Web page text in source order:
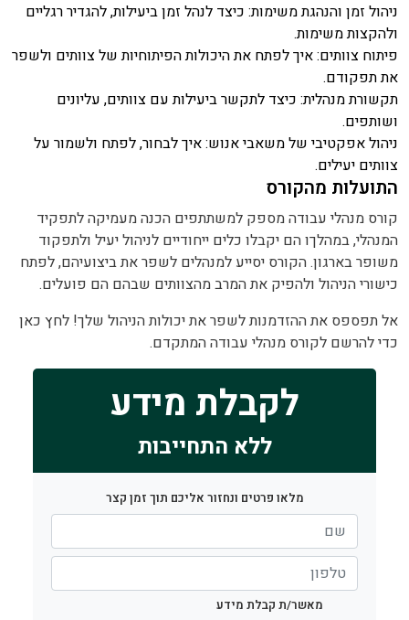
ניהול זמן והנהגת משימות: כיצד לנהל זמן ביעילות, להגדיר רגליים
ולהקצות משימות.
פיתוח צוותים:איך לפתח את היכולות הפיתוחיות של צוותים ולשפר
את תפקודם.
תקשורת מנהלית: כיצד לתקשר ביעילות עם צוותים, עליונים
ושותפים.
ניהול אפקטיבי של משאבי אנוש:איך לבחור, לפתח ולשמור על
צוותים יעילים.
התועלות מהקורס
קורס מנהלי עבודה מספק למשתתפים הכנה מעמיקה לתפקיד
המנהלי, במהלךו הם יקבלו כלים ייחודיים לניהול יעיל ולתפקוד
משופר בארגון. הקורס יסייע למנהלים לשפר את ביצועיהם, לפתח
כישורי הניהול ולהפיק את המרב מהצוותים שבהם הם פועלים.
אל תפספס את ההזדמנות לשפר את יכולות הניהול שלך! לחץ כאן
כדי להרשם לקורס מנהלי עבודה המתקדם.
לקבלת מידע
ללא התחייבות
מלאו פרטים ונחזור אליכם תוך זמן קצר
מאשר/ת קבלת מידע